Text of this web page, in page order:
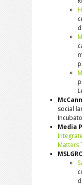
social
Media
Matters